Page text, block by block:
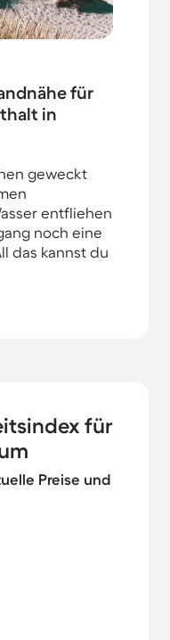
für
in
geweckt
entfliehen
noch eine
das kannst du
in
für
Preise und